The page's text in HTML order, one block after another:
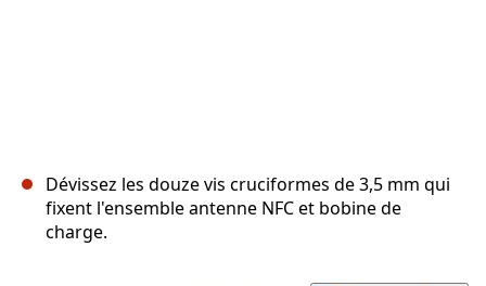
Dévissez les douze vis cruciformes de 3,5 mm qui
fixent l'ensemble antenne NFC et bobine de
charge.